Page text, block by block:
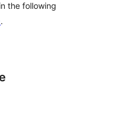
the following
.